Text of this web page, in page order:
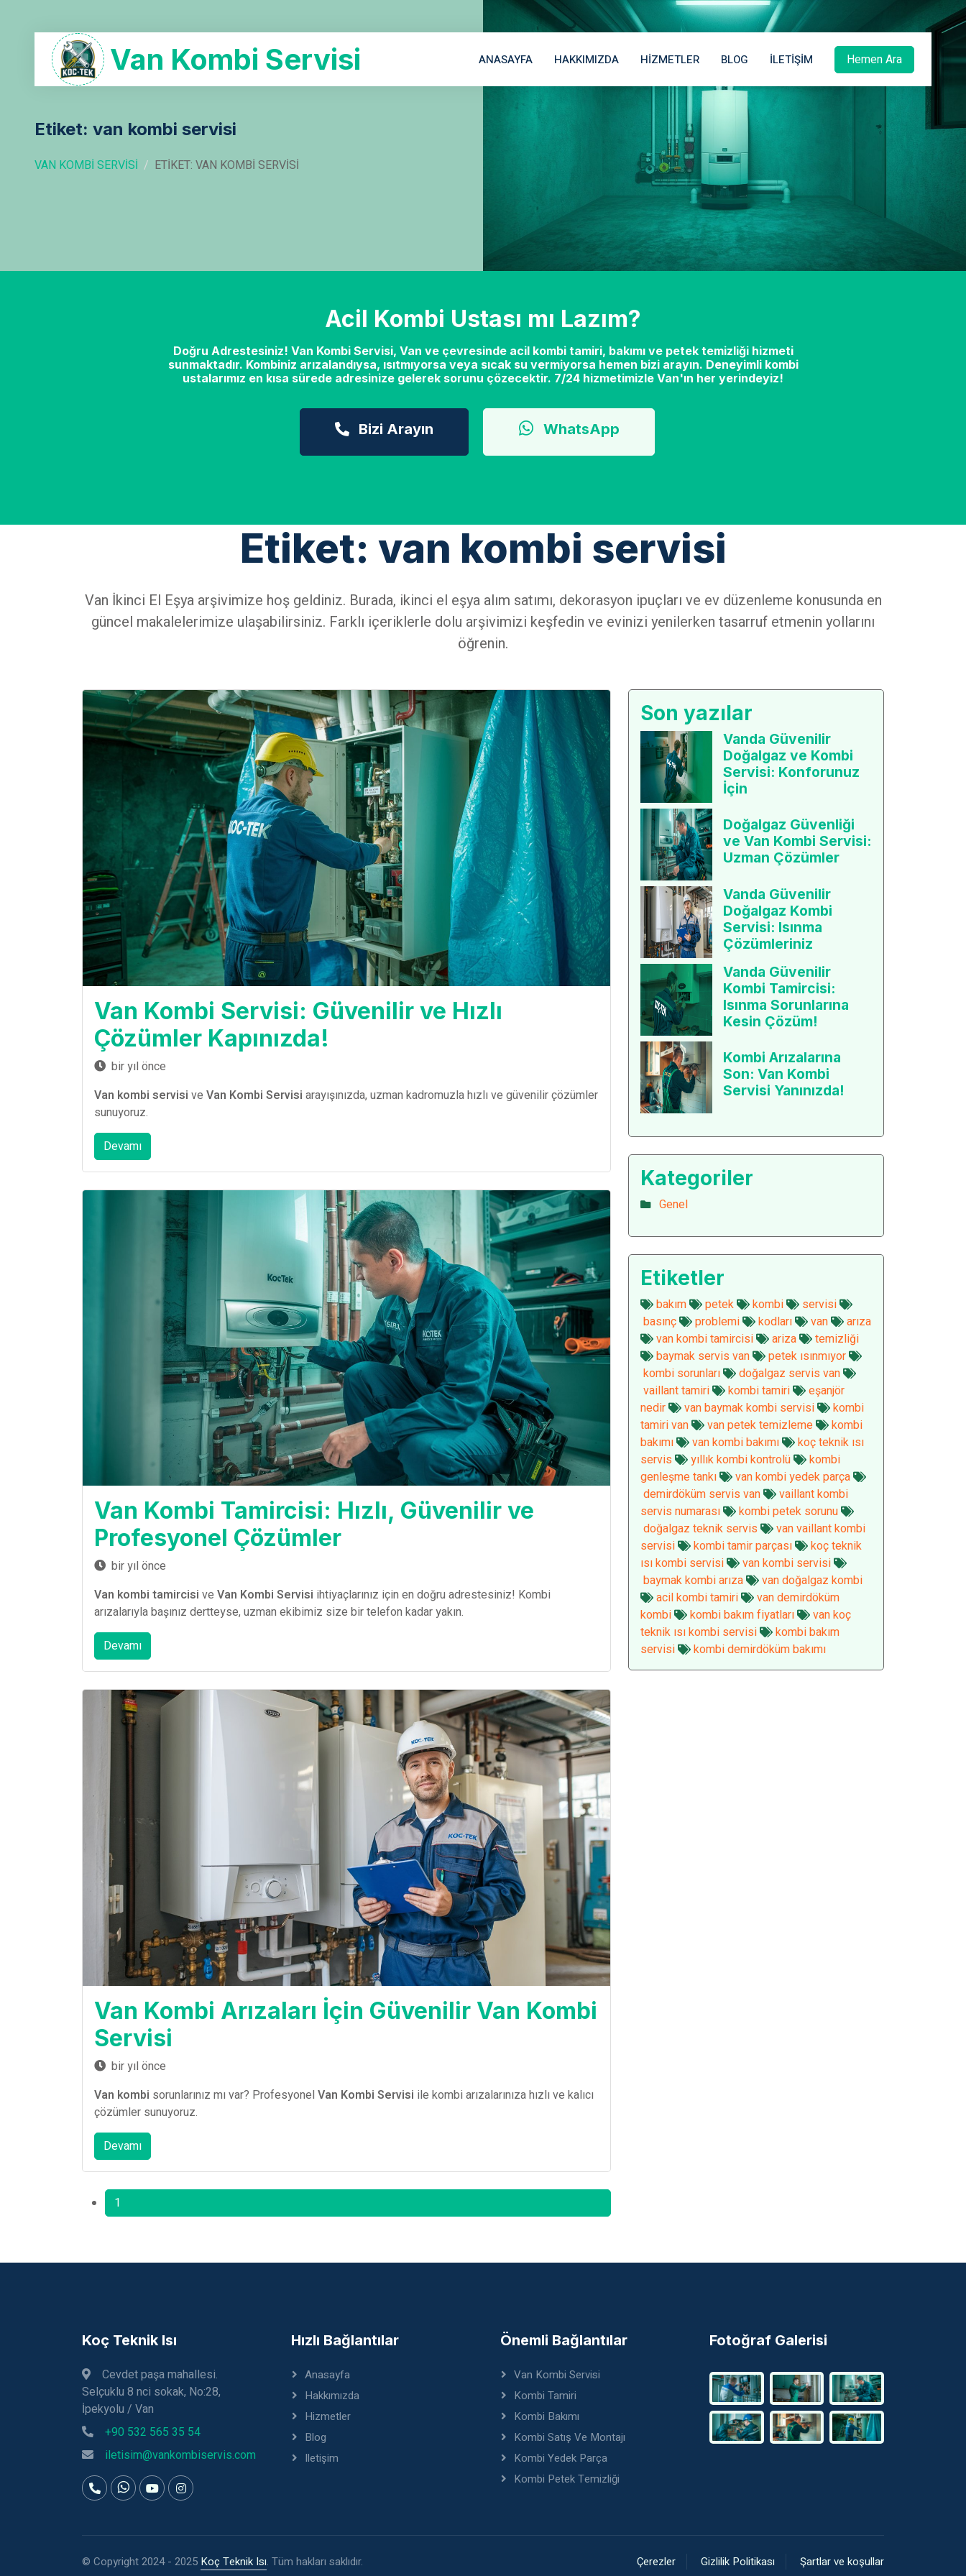
Van Kombi Servisi ANASAYFA HAKKIMIZDA HIZMETLER BLOG İLETIŞIM Hemen Ara
Etiket: van kombi servisi
VAN KOMBI SERVISI ETIKET: VAN KOMBI SERVISI
Acil Kombi Ustası mı Lazım?
Doğru Adrestesiniz! Van Kombi Servisi, Van ve çevresinde acil kombi tamiri, bakımı ve petek temizliği hizmeti
sunmaktadır. Kombiniz arızalandıysa, ısıtmıyorsa veya sıcak su vermiyorsa hemen bizi arayın. Deneyimli kombi
ustalarımız en kısa sürede adresinize gelerek sorunu çözecektir. 7/24 hizmetimizle Van'ın her yerindeyiz!
Bizi Arayın WhatsApp
Etiket: van kombi servisi
Van İkinci El Eşya arşivimize hoş geldiniz. Burada, ikinci el eşya alım satımı, dekorasyon ipuçları ve ev düzenleme konusunda en
güncel makalelerimize ulaşabilirsiniz. Farklı içeriklerle dolu arşivimizi keşfedin ve evinizi yenilerken tasarruf etmenin yollarını
öğrenin.
Van Kombi Servisi: Güvenilir ve Hızlı
Çözümler Kapınızda!
bir yıl önce
Van kombi servisi ve Van Kombi Servisi arayışınızda, uzman kadromuzla hızlı ve güvenilir çözümler
sunuyoruz.
Devamı
Van Kombi Tamircisi: Hızlı, Güvenilir ve
Profesyonel Çözümler
bir yıl önce
Van kombi tamircisi ve Van Kombi Servisi ihtiyaçlarınız için en doğru adrestesiniz! Kombi
arızalarıyla başınız dertteyse, uzman ekibimiz size bir telefon kadar yakın.
Devamı
Van Kombi Arızaları İçin Güvenilir Van Kombi
Servisi
bir yıl önce
Van kombi sorunlarınız mı var? Profesyonel Van Kombi Servisi ile kombi arızalarınıza hızlı ve kalıcı
çözümler sunuyoruz.
Devamı
1
Son yazılar
Vanda Güvenilir
Doğalgaz ve Kombi
Servisi: Konforunuz
İçin
Doğalgaz Güvenliği
ve Van Kombi Servisi:
Uzman Çözümler
Vanda Güvenilir
Doğalgaz Kombi
Servisi: Isınma
Çözümleriniz
Vanda Güvenilir
Kombi Tamircisi:
Isınma Sorunlarına
Kesin Çözüm!
Kombi Arızalarına
Son: Van Kombi
Servisi Yanınızda!
Kategoriler
Genel
Etiketler
bakım petek kombi
servisi
basınç
problemi kodları van
arıza
van kombi tamircisi
ariza
temizliği
baymak servis van
petek ısınmıyor
kombi sorunları
doğalgaz servis van
vaillant tamiri
kombi tamiri
eşanjör
nedir
van baymak kombi servisi
kombi
tamiri van
van petek temizleme
kombi
bakımı
van kombi bakımı
koç teknik ısı
servis
yıllık kombi kontrolü
kombi
genleşme tankı
van kombi yedek parça
demirdöküm servis van
vaillant kombi
servis numarası
kombi petek sorunu
doğalgaz teknik servis
van vaillant kombi
servisi
kombi tamir parçası
koç teknik
ısı kombi servisi
van kombi servisi
baymak kombi arıza
van doğalgaz kombi
acil kombi tamiri
van demirdöküm
kombi
kombi bakım fiyatları
van koç
teknik ısı kombi servisi
kombi bakım
servisi
kombi demirdöküm bakımı
Koç Teknik Isı
Cevdet paşa mahallesi.
Selçuklu 8 nci sokak, No:28,
İpekyolu / Van
+90 532 565 35 54
iletisim@vankombiservis.com
Hızlı Bağlantılar
Anasayfa
Hakkımızda
Hizmetler
Blog
Iletişim
Önemli Bağlantılar
Van Kombi Servisi
Kombi Tamiri
Kombi Bakımı
Kombi Satış Ve Montajı
Kombi Yedek Parça
Kombi Petek Temizliği
Fotoğraf Galerisi
© Copyright 2024 - 2025 Koç Teknik Isı. Tüm hakları saklıdır. Çerezler Gizlilik Politikası Şartlar ve koşullar